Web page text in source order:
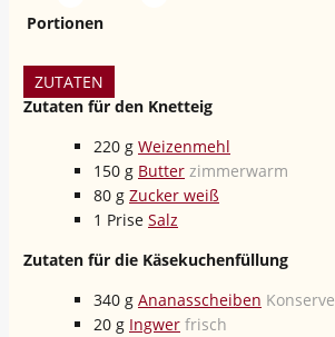
Portionen
ZUTATEN
Zutaten für den Knetteig
220 g Weizenmehl
150 g Butter zimmerwarm
80 g Zucker weiß
1 Prise Salz
Zutaten für die Käsekuchenfüllung
340 g Ananasscheiben Konserve
20 g Ingwer frisch